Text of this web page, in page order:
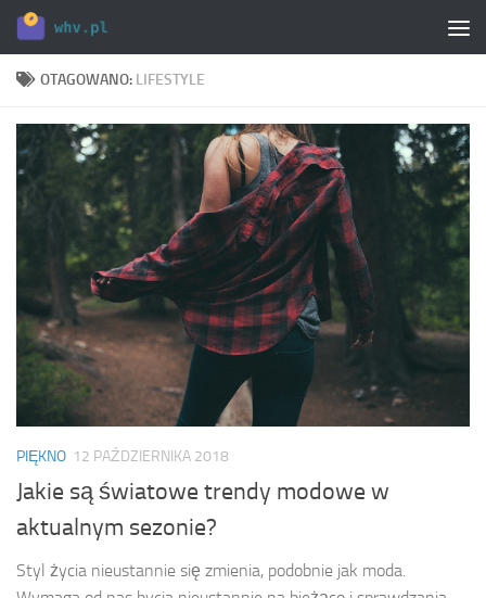
Skip to content
OTAGOWANO: LIFESTYLE
PIĘKNO 12 PAŹDZIERNIKA 2018
Jakie są światowe trendy modowe w
aktualnym sezonie?
Styl życia nieustannie się zmienia, podobnie jak moda.